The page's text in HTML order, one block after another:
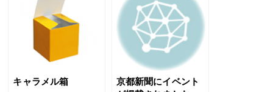
キャラメル箱
京都新聞にイベント